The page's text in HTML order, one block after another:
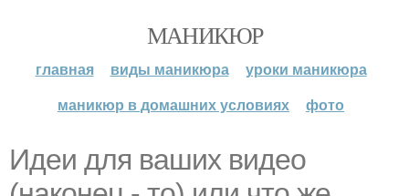
МАНИКЮР
главная виды маникюра
уроки маникюра
маникюр в домашних условиях
фото
Идеи для ваших видео